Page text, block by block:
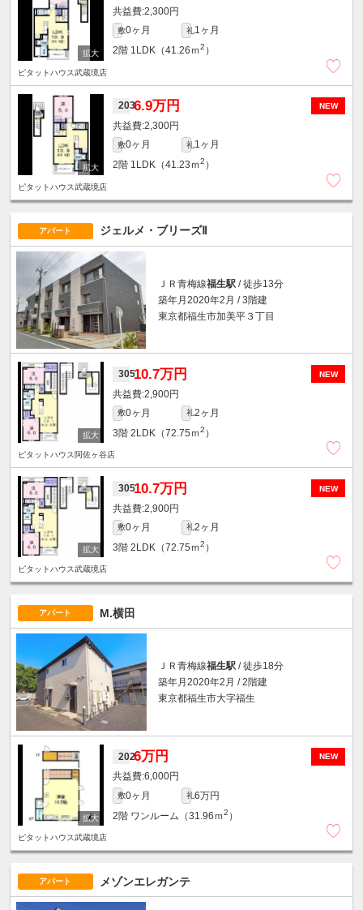
2,300円
敷0ヶ月 礼1ヶ月
2階 1LDK（41.26ｍ2 ）
ピタットハウス武蔵境店
NEW
2036.9万円
2,300円
敷0ヶ月 礼1ヶ月
2階 1LDK（41.23ｍ2 ）
ピタットハウス武蔵境店
アパート ジェルメ・ブリーズⅡ
ＪＲ青梅線福生駅 / 徒歩13分
築年月2020年2月 / 3階建
東京都福生市加美平３丁目
NEW
30510.7万円
2,900円
敷0ヶ月 礼2ヶ月
3階 2LDK（72.75ｍ2 ）
ピタットハウス阿佐ヶ谷店
NEW
30510.7万円
2,900円
敷0ヶ月 礼2ヶ月
3階 2LDK（72.75ｍ2 ）
ピタットハウス武蔵境店
アパート M.横田
ＪＲ青梅線福生駅 / 徒歩18分
築年月2020年2月 / 2階建
東京都福生市大字福生
NEW
2026万円
6,000円
敷0ヶ月 礼6万円
2階 ワンルーム（31.96ｍ2 ）
ピタットハウス武蔵境店
アパート メゾンエレガンテ